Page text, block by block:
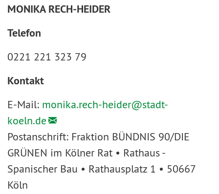
MONIKA RECH-HEIDER
Telefon
0221 221 323 79
Kontakt
E-Mail: monika.rech-heider@stadt-
koeln.de
Postanschrift: Fraktion BÜNDNIS 90/DIE
GRÜNEN im Kölner Rat • Rathaus -
Spanischer Bau • Rathausplatz 1 • 50667
Köln